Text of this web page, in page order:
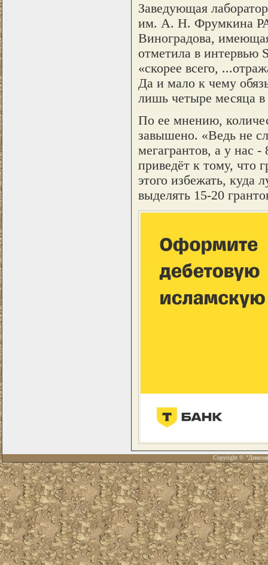
Заведующая
им. А. Н. Фрумкина
Виноградова,
отметила в интервью
«скорее всего,
Да и мало к чему
лишь четыре месяца в
По ее мнению,
завышено. «Ведь не
мегагрантов, а у нас
приведёт к тому, что
этого избежать, куда
выделять 15-20
Copyright ©